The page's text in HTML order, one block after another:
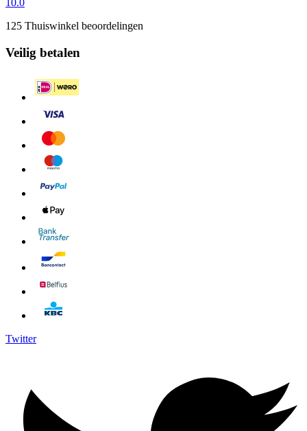
10.0
125 Thuiswinkel beoordelingen
Veilig betalen
Twitter